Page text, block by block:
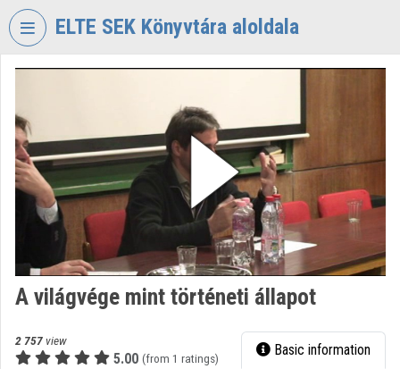
Skip header
ELTE SEK Könyvtára aloldala
ELTE
EKL
SAVARIA
KÖNYVTÁR
LEVÉLTÁR
Organization home
Log In
Organization discovery
A világvége mint történeti állapot
2 757 view
5.00 (from 1 ratings) Basic information